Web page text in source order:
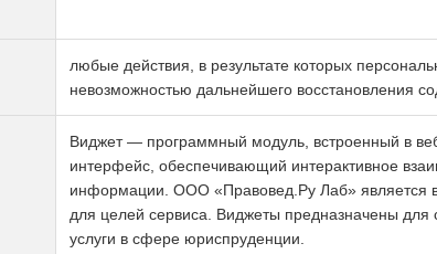
любые действия, в результате которых
невозможностью дальнейшего восстановления
Виджет — программный модуль, встроенный в
интерфейс, обеспечивающий интерактивное
информации. ООО «Правовед.Ру Лаб» является
для целей сервиса. Виджеты предназначены для
услуги в сфере юриспруденции.